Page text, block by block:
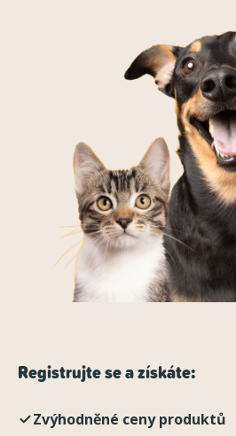
Registrujte se a získáte:
Zvýhodněné ceny produktů